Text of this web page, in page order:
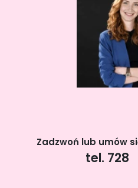
Zadzwoń lub umów
tel. 728